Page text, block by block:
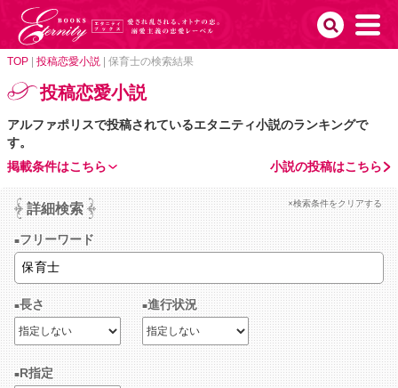
TOP 投稿恋愛小説 保育士の検索結果
投稿恋愛小説
アルファポリスで投稿されているエタニティ小説のランキングで
す。
小説の投稿はこちら
掲載条件はこちら
詳細検索 ×検索条件をクリアする
フリーワード
長さ 進行状況
R指定